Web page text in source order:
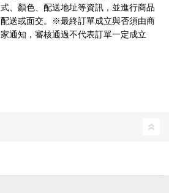
式、顏色、配送地址等資訊，並進行商品
配送或面交。※最終訂單成立與否須由商
家通知，審核通過不代表訂單一定成立